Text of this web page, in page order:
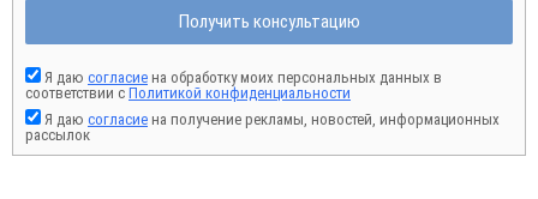
Получить консультацию
Я даю согласие на обработку моих персональных данных в
соответствии с Политикой конфиденциальности
Я даю согласие на получение рекламы, новостей, информационных
рассылок